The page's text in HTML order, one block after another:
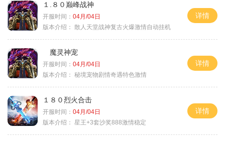
１.８０巅峰战神
开服时间： 04月/04日
版本介绍： 散人天堂战神复古火爆激情自动挂机
详情
魔灵神宠
开服时间： 04月/04日
版本介绍： 秘境宠物剧情奇遇特色激情
详情
１８０烈火合击
开服时间： 04月/04日
版本介绍： 星王+3套沙奖888激情稳定
详情